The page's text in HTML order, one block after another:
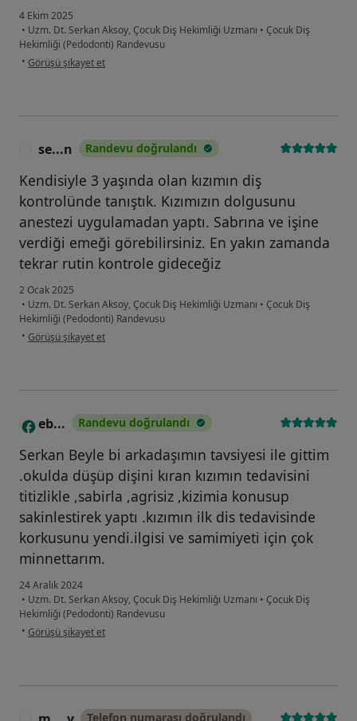
4 Ekim 2025
• Uzm. Dt. Serkan Aksoy, Çocuk Diş Hekimliği Uzmanı • Çocuk Diş
Hekimliği (Pedodonti) Randevusu
• kullanıcının görüşüne göre ze...k
Görüşü şikayet et
se...n Randevu doğrulandı
Kendisiyle 3 yaşında olan kızımın diş
kontrolünde tanıştık. Kızımızın dolgusunu
anestezi uygulamadan yaptı. Sabrına ve işine
verdiği emeği görebilirsiniz. En yakın zamanda
tekrar rutin kontrole gideceğiz
2 Ocak 2025
• Uzm. Dt. Serkan Aksoy, Çocuk Diş Hekimliği Uzmanı • Çocuk Diş
Hekimliği (Pedodonti) Randevusu
• kullanıcının görüşüne göre se...n
Görüşü şikayet et
E eb... Randevu doğrulandı
Serkan Beyle bi arkadaşımın tavsiyesi ile gittim
.okulda düşüp dişini kıran kızımın tedavisini
titizlikle ,sabirla ,agrisiz ,kizimia konusup
sakinlestirek yaptı .kızımın ilk dis tedavisinde
korkusunu yendi.ilgisi ve samimiyeti için çok
minnettarım.
24 Aralık 2024
• Uzm. Dt. Serkan Aksoy, Çocuk Diş Hekimliği Uzmanı • Çocuk Diş
Hekimliği (Pedodonti) Randevusu
• kullanıcının görüşüne göre eb...
Görüşü şikayet et
Telefon numarası doğrulandı